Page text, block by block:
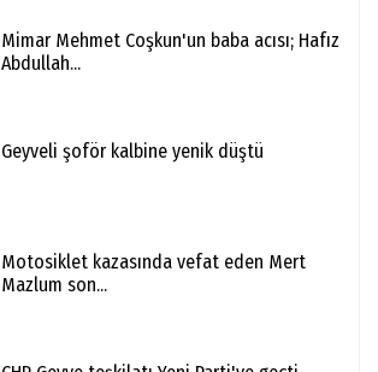
Mimar Mehmet Coşkun'un baba acısı; Hafız
Abdullah...
Geyveli şoför kalbine yenik düştü
Motosiklet kazasında vefat eden Mert
Mazlum son...